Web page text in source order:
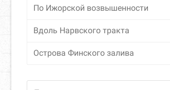
По Ижорской возвышенности
Вдоль Нарвского тракта
Острова Финского залива